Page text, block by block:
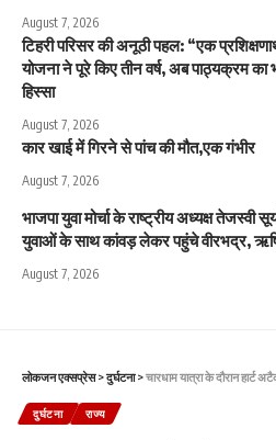
August 7, 2026
टिहरी परिसर की अनूठी पहल: “एक
योजना ने पूरे किए तीन वर्ष, अब पाठ्यक्रम का
हिस्सा
August 7, 2026
कार खाई में गिरने से पांच की मौत,एक गंभीर
August 7, 2026
भाजपा युवा मोर्चा के राष्ट्रीय अध्यक्ष तेजस्वी
युवाओं के साथ कांवड़ लेकर पहुंचे वीरभद्र,
August 7, 2026
लोकजन एक्सप्रेस>दुर्घटना>चारधाम यात्रा के दौरान हार्ट
दुर्घटना राज्य